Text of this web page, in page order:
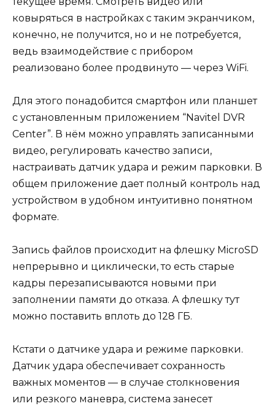
ковыряться в настройках с таким экранчиком,
конечно, не получится, но и не потребуется,
ведь взаимодействие с прибором
реализовано более продвинуто — через WiFi.
Для этого понадобится смартфон или планшет
с установленным приложением “Navitel DVR
Center”. В нём можно управлять записанными
видео, регулировать качество записи,
настраивать датчик удара и режим парковки. В
общем приложение дает полный контроль над
устройством в удобном интуитивно понятном
формате.
Запись файлов происходит на флешку MicroSD
непрерывно и циклически, то есть старые
кадры перезаписываются новыми при
заполнении памяти до отказа. А флешку тут
можно поставить вплоть до 128 ГБ.
Кстати о датчике удара и режиме парковки.
Датчик удара обеспечивает сохранность
важных моментов — в случае столкновения
или резкого маневра, система занесет